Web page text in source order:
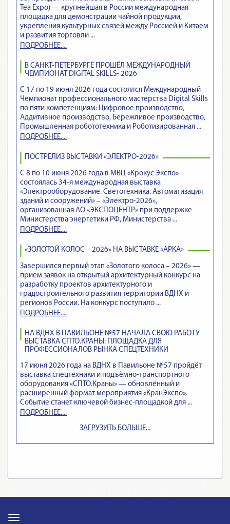
Tea Expo) — крупнейшая в России международная
площадка для демонстрации чайной продукции,
укрепления культурных связей между Россией и Китаем
и развития торговли ...
ПОДРОБНЕЕ....
В САНКТ-ПЕТЕРБУРГЕ ПРОШЁЛ МЕЖДУНАРОДНЫЙ
ЧЕМПИОНАТ DIGITAL SKILLS- 2026
С 17 по 19 июня 2026 года состоялся Международный
Чемпионат профессионального мастерства Digital Skills
по пяти компетенциям: Цифровое производство,
Аддитивное производство, Бережливое производство,
Промышленная робототехника и Роботизированная ...
ПОДРОБНЕЕ....
ПОСТРЕЛИЗ ВЫСТАВКИ «ЭЛЕКТРО-2026»
С 8 по 10 июня 2026 года в МВЦ «Крокус Экспо»
состоялась 34-я международная выставка
«Электрооборудование. Светотехника. Автоматизация
зданий и сооружений» – «Электро-2026»,
организованная АО «ЭКСПОЦЕНТР» при поддержке
Министерства энергетики РФ, Министерства ...
ПОДРОБНЕЕ....
«ЗОЛОТОЙ КОЛОС – 2026» НА ВЫСТАВКЕ «АРКА»
Завершился первый этап «Золотого колоса – 2026» —
прием заявок на открытый архитектурный конкурс на
разработку проектов архитектурного и
градостроительного развития территории ВДНХ и
регионов России. На конкурс поступило ...
ПОДРОБНЕЕ....
НА ВДНХ В ПАВИЛЬОНЕ №57 НАЧАЛА СВОЮ РАБОТУ
ВЫСТАВКА СПТО.КРАНЫ: ПЛОЩАДКА ДЛЯ
ПРОФЕССИОНАЛОВ РЫНКА СПЕЦТЕХНИКИ
17 июня 2026 года на ВДНХ в Павильоне №57 пройдёт
выставка спецтехники и подъёмно‑транспортного
оборудования «СПТО.Краны» — обновлённый и
расширенный формат мероприятия «КранЭкспо».
Событие станет ключевой бизнес‑площадкой для ...
ПОДРОБНЕЕ....
ЗАГРУЗИТЬ БОЛЬШЕ...